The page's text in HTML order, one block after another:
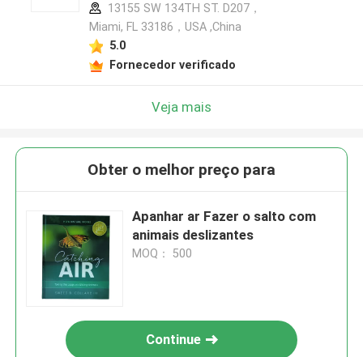
13155 SW 134TH ST. D207，
Miami, FL 33186，USA ,China
5.0
Fornecedor verificado
Veja mais
Obter o melhor preço para
Apanhar ar Fazer o salto com
animais deslizantes
MOQ： 500
Continue